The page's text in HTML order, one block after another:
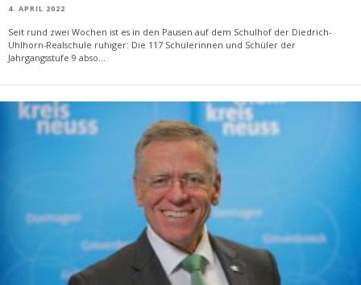
4. APRIL 2022
Seit rund zwei Wochen ist es in den Pausen auf dem Schulhof der Diedrich-
Uhlhorn-Realschule ruhiger: Die 117 Schülerinnen und Schüler der
Jahrgangsstufe 9 abso...